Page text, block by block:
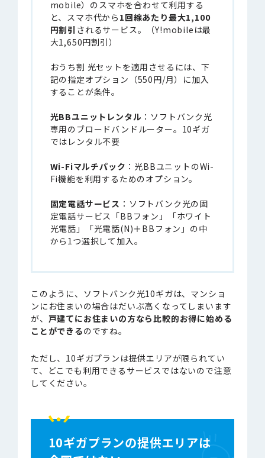
mobile）のスマホを合わせて利用する
と、スマホ代から 1回線あたり最大1,100
円割引 されるサービス。（Y!mobileは最
大1,650円割引）
おうち割 光セットを適用させるには、下
記の指定オプション（550円/月）に加入
することが条件。
光BBユニットレンタル ：ソフトバンク光
専用のブロードバンドルーター。10ギガ
ではレンタル不要
Wi-Fiマルチパック ：光BBユニットのWi-
Fi機能を利用するためのオプション。
固定電話サービス ：ソフトバンク光の固
定電話サービス「BBフォン」「ホワイト
光電話」「光電話(N)＋BBフォン」の中
から1つ選択して加入。
このように、ソフトバンク光10ギガは、マンショ
ンにお住まいの場合はだいぶ高くなってしまいます
が、 戸建てにお住まいの方なら比較的お得に始める
ことができるのですね。
ただし、10ギガプランは提供エリアが限られてい
て、どこでも利用できるサービスではないので注意
してください。
10ギガプランの提供エリアは